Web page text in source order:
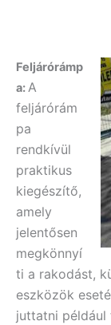
Feljárórámp
a:A
feljárórám
pa
rendkívül
praktikus
kiegészítő,
amely
jelentősen
megkönnyí
ti a rakodást,
eszközök
juttatni